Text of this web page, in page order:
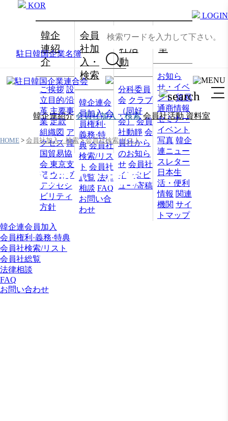
韓企
連紹
介
ご挨拶 設
立目的/沿
革 主要事
業 定款
組織図 ア
クセス 韓
国貿易協
会 東京支
部 ウェブ
アクセシ
ビリティ
方針
会員
社加
入・
検索
韓企連会
員加入 会
員権利·
義務·特
典 会員社
検索/リス
ト 会員社
総覧 法律
相談 FAQ
お問い合
わせ
会員
社活
動
分科委員
会 クラブ
（同好
会） 会員
社動靜 会
員社から
のお知ら
せ 会員社
インタビ
ュー/寄稿
資料
室
お知ら
せ・イベ
ント 貿易
通商情報
セミナー
イベント
写真 韓企
連ニュー
スレター
日本生
活・便利
情報 関連
機関 サイ
トマップ
駐日韓国企業名簿
KOR
LOGIN
韓企連紹介 会員社加入・検索 会員社活動 資料室
HOME > 会員社加入・検索>会員社検索/リスト
会員社加入・検索
韓企連会員加入
会員権利·義務·特典
会員社検索/リスト
会員社総覧
法律相談
FAQ
お問い合わせ